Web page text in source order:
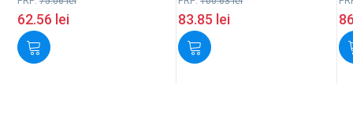
62.56 lei 83.85 lei